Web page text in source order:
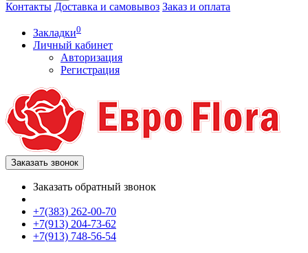
Контакты Доставка и самовывоз Заказ и оплата
Закладки0
Личный кабинет
Авторизация
Регистрация
Заказать звонок
Заказать обратный звонок
+7(383) 262-00-70
+7(913) 204-73-62
+7(913) 748-56-54